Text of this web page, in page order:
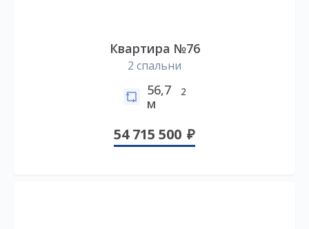
Квартира №76
2 спальни
56,7
м
2
54 715 500